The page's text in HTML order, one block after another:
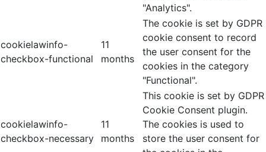
"Analytics".
cookielawinfo-
checkbox-functional
11
months
The cookie is set by GDPR
cookie consent to record
the user consent for the
cookies in the category
"Functional".
cookielawinfo-
checkbox-necessary
11
months
This cookie is set by GDPR
Cookie Consent plugin.
The cookies is used to
store the user consent for